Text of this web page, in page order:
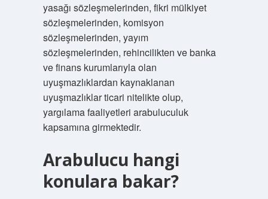
yasağı sözleşmelerinden, fikri mülkiyet
sözleşmelerinden, komisyon
sözleşmelerinden, yayım
sözleşmelerinden, rehincilikten ve banka
ve finans kurumlarıyla olan
uyuşmazlıklardan kaynaklanan
uyuşmazlıklar ticari nitelikte olup,
yargılama faaliyetleri arabuluculuk
kapsamına girmektedir.
Arabulucu hangi
konulara bakar?